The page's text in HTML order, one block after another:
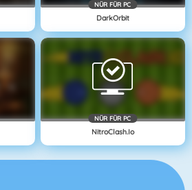
NÜR FÜR PC
DarkOrbit
NÜR FÜR PC
NitroClash.io